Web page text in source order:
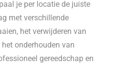
je per locatie de juiste
met verschillende
het verwijderen van
onderhouden van
gereedschap en